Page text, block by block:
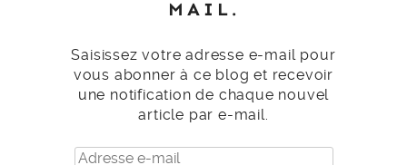
MAIL.
Saisissez votre adresse e-mail pour
vous abonner à ce blog et recevoir
une notification de chaque nouvel
article par e-mail.
Adresse